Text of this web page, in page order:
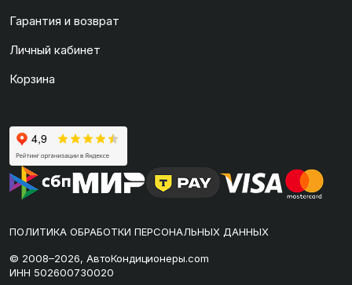
Гарантия и возврат
Личный кабинет
Корзина
ПОЛИТИКА ОБРАБОТКИ ПЕРСОНАЛЬНЫХ ДАННЫХ
© 2008–2026, АвтоКондиционеры.com
ИНН 502600730020